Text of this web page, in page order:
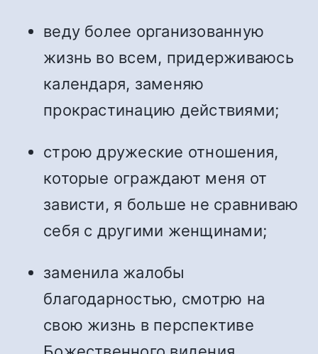
веду более организованную
жизнь во всем, придерживаюсь
календаря, заменяю
прокрастинацию действиями;
строю дружеские отношения,
которые ограждают меня от
зависти, я больше не сравниваю
себя с другими женщинами;
заменила жалобы
благодарностью, смотрю на
свою жизнь в перспективе